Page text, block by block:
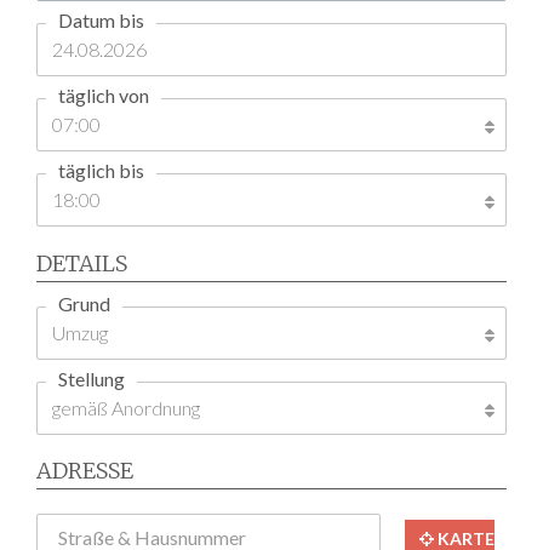
Datum bis
täglich von
täglich bis
DETAILS
Grund
Stellung
ADRESSE
Straße & Hausnummer KARTE